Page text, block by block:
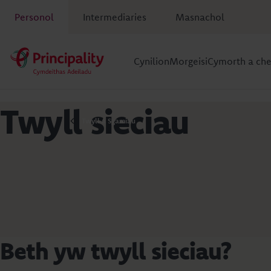
Personol Intermediaries Masnachol
CynilionMorgeisiCymorth a
Twyll a Sgamiau
Twyll sieciau
Beth yw twyll sieciau?